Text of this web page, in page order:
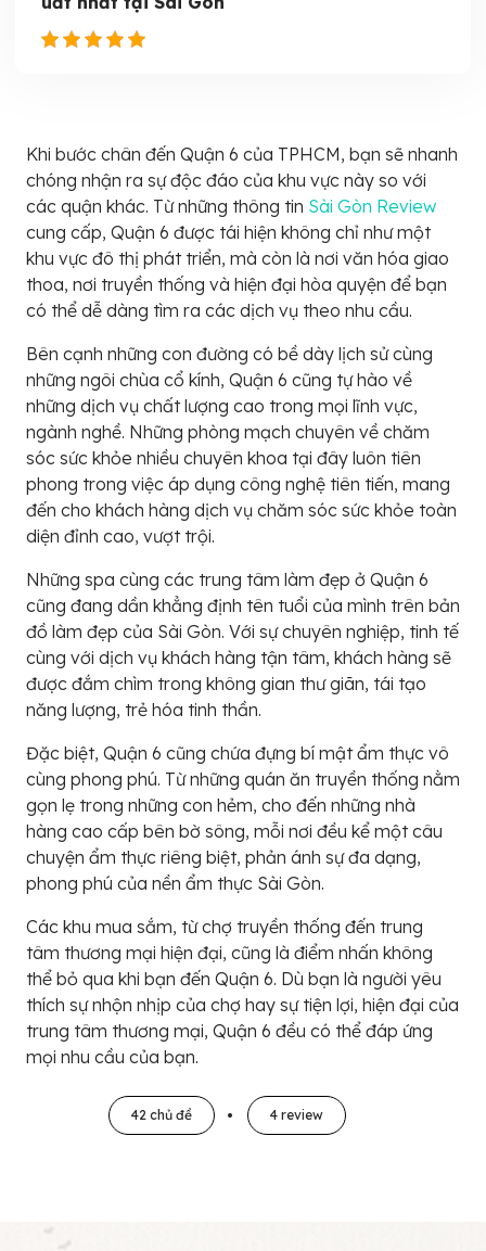
Khi bước chân đến Quận 6 của TPHCM, bạn sẽ nhanh
chóng nhận ra sự độc đáo của khu vực này so với
các quận khác. Từ những thông tin Sài Gòn Review
cung cấp, Quận 6 được tái hiện không chỉ như một
khu vực đô thị phát triển, mà còn là nơi văn hóa giao
thoa, nơi truyền thống và hiện đại hòa quyện để bạn
có thể dễ dàng tìm ra các dịch vụ theo nhu cầu.
Bên cạnh những con đường có bề dày lịch sử cùng
những ngôi chùa cổ kính, Quận 6 cũng tự hào về
những dịch vụ chất lượng cao trong mọi lĩnh vực,
ngành nghề. Những phòng mạch chuyên về chăm
sóc sức khỏe nhiều chuyên khoa tại đây luôn tiên
phong trong việc áp dụng công nghệ tiên tiến, mang
đến cho khách hàng dịch vụ chăm sóc sức khỏe toàn
diện đỉnh cao, vượt trội.
Những spa cùng các trung tâm làm đẹp ở Quận 6
cũng đang dần khẳng định tên tuổi của mình trên bản
đồ làm đẹp của Sài Gòn. Với sự chuyên nghiệp, tinh tế
cùng với dịch vụ khách hàng tận tâm, khách hàng sẽ
được đắm chìm trong không gian thư giãn, tái tạo
năng lượng, trẻ hóa tinh thần.
Đặc biệt, Quận 6 cũng chứa đựng bí mật ẩm thực vô
cùng phong phú. Từ những quán ăn truyền thống nằm
gọn lẹ trong những con hẻm, cho đến những nhà
hàng cao cấp bên bờ sông, mỗi nơi đều kể một câu
chuyện ẩm thực riêng biệt, phản ánh sự đa dạng,
phong phú của nền ẩm thực Sài Gòn.
Các khu mua sắm, từ chợ truyền thống đến trung
tâm thương mại hiện đại, cũng là điểm nhấn không
thể bỏ qua khi bạn đến Quận 6. Dù bạn là người yêu
thích sự nhộn nhịp của chợ hay sự tiện lợi, hiện đại của
trung tâm thương mại, Quận 6 đều có thể đáp ứng
mọi nhu cầu của bạn.
42 chủ đề 4 review